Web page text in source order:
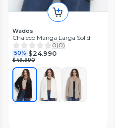
Wados
Chaleco Manga Larga Solid
0(0)
50% $24.990
$49.990